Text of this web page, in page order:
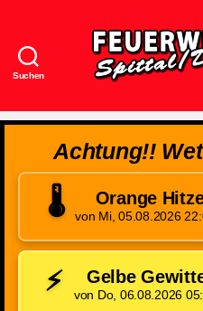
Suchen
Achtung!!
🌡️ Orange
von Mi, 05.08.2026
⚡ Gelbe
von Do, 06.08.2026